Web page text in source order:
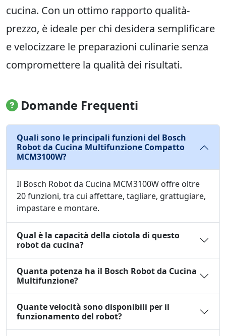
cucina. Con un ottimo rapporto qualità-
prezzo, è ideale per chi desidera semplificare
e velocizzare le preparazioni culinarie senza
compromettere la qualità dei risultati.
Domande Frequenti
Quali sono le principali funzioni del Bosch
Robot da Cucina Multifunzione Compatto
MCM3100W?
Il Bosch Robot da Cucina MCM3100W offre oltre
20 funzioni, tra cui affettare, tagliare, grattugiare,
impastare e montare.
Qual è la capacità della ciotola di questo
robot da cucina?
Quanta potenza ha il Bosch Robot da Cucina
Multifunzione?
Quante velocità sono disponibili per il
funzionamento del robot?